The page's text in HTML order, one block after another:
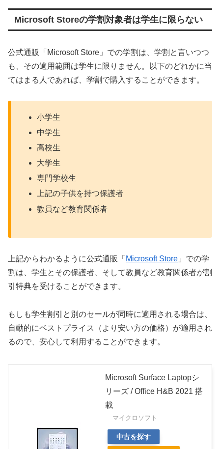
Microsoft Storeの学割対象者は学生に限らない
公式通販「Microsoft Store」での学割は、学割と言いつつ
も、その適用範囲は学生に限りません。以下のどれかに当
てはまる人であれば、学割で購入することができます。
小学生
中学生
高校生
大学生
専門学校生
上記の子供を持つ保護者
教員など教育関係者
上記からわかるように公式通販「 Microsoft Store 」での学
割は、学生とその保護者、そして教員など教育関係者が割
引特典を受けることができます。
もしも学生割引と別のセールが同時に適用される場合は、
自動的にベストプライス（より安い方の価格）が適用され
るので、安心して利用することができます。
Microsoft Surface Laptopシ
リーズ / Office H&B 2021 搭
載
マイクロソフト
中古を探す